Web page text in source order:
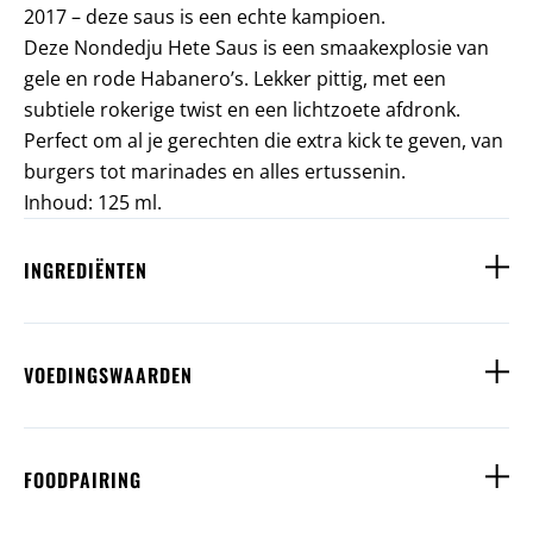
2017 – deze saus is een echte kampioen.
Deze Nondedju Hete Saus is een smaakexplosie van
gele en rode Habanero’s. Lekker pittig, met een
subtiele rokerige twist en een lichtzoete afdronk.
Perfect om al je gerechten die extra kick te geven, van
burgers tot marinades en alles ertussenin.
Inhoud: 125 ml.
INGREDIËNTEN
VOEDINGSWAARDEN
FOODPAIRING